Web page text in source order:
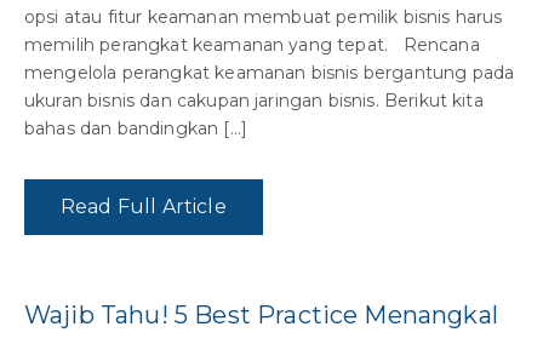
opsi atau fitur keamanan membuat pemilik bisnis harus
memilih perangkat keamanan yang tepat. Rencana
mengelola perangkat keamanan bisnis bergantung pada
ukuran bisnis dan cakupan jaringan bisnis. Berikut kita
bahas dan bandingkan […]
Read Full Article
Wajib Tahu! 5 Best Practice Menangkal